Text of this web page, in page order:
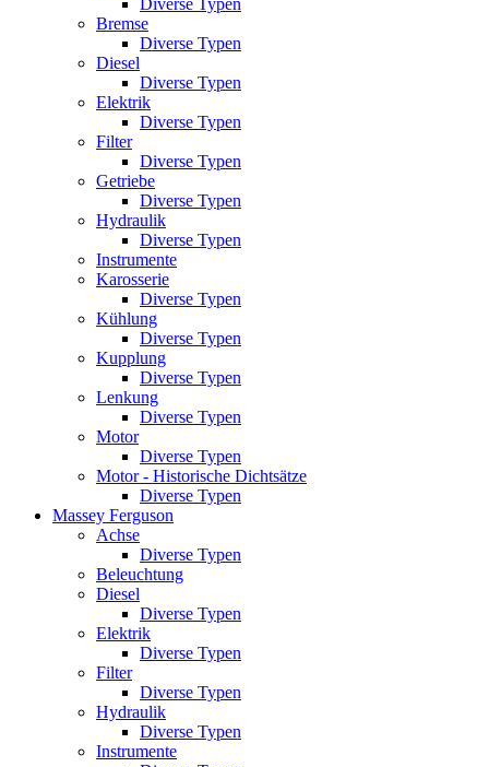
Bremse
Diverse Typen
Diesel
Diverse Typen
Elektrik
Diverse Typen
Filter
Diverse Typen
Getriebe
Diverse Typen
Hydraulik
Diverse Typen
Instrumente
Karosserie
Diverse Typen
Kühlung
Diverse Typen
Kupplung
Diverse Typen
Lenkung
Diverse Typen
Motor
Diverse Typen
Motor - Historische Dichtsätze
Diverse Typen
Massey Ferguson
Achse
Diverse Typen
Beleuchtung
Diesel
Diverse Typen
Elektrik
Diverse Typen
Filter
Diverse Typen
Hydraulik
Diverse Typen
Instrumente